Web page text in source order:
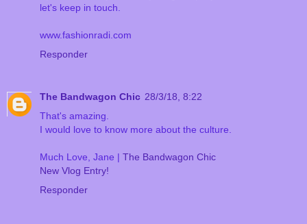
let's keep in touch.
www.fashionradi.com
Responder
The Bandwagon Chic 28/3/18, 8:22
That's amazing.
I would love to know more about the culture.
Much Love, Jane | The Bandwagon Chic
New Vlog Entry!
Responder